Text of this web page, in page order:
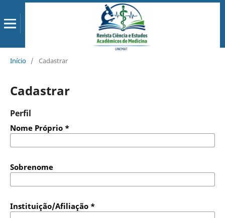
Início / Cadastrar
Cadastrar
Perfil
Nome Próprio *
Sobrenome
Instituição/Afiliação *